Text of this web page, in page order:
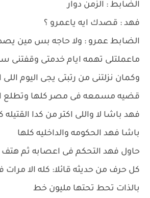
الضابط : الزمن دوار
فهد : قصدك ايه ياعمرو ؟
الضابط عمرو : ولا حاجه بس مين
ماعملتلى تهمه ايام خدمتى
وكمان نزلتنى من رتبتى يجى اليوم
قضيه مسمعه فى مصر كلها وتطلع
فهد باشا لا واللى اكتر من كدا
باشا فهد الحكومه والداخليه كلها
حاول فهد التحكم فى اعصابه ثم
كل حرف من حديثه قائلا: كله الا مرات
بالذات تحط تحتها مليون خط